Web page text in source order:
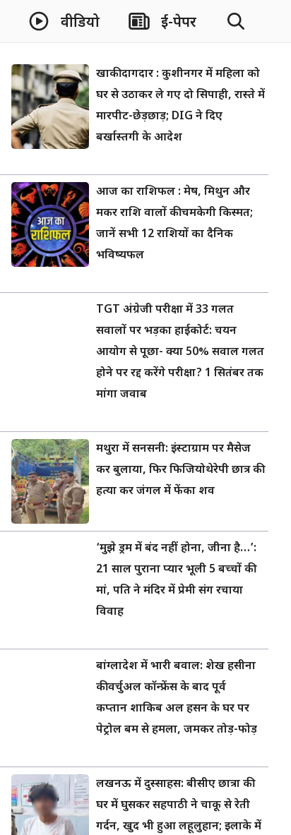
वीडियो ई-पेपर
खाकी दागदार : कुशीनगर में महिला को
घर से उठाकर ले गए दो सिपाही, रास्ते में
मारपीट-छेड़छाड़; DIG ने दिए
बर्खास्तगी के आदेश
आज का राशिफल : मेष, मिथुन और
मकर राशि वालों की चमकेगी किस्मत;
जानें सभी 12 राशियों का दैनिक
भविष्यफल
TGT अंग्रेजी परीक्षा में 33 गलत
सवालों पर भड़का हाईकोर्ट: चयन
आयोग से पूछा- क्या 50% सवाल गलत
होने पर रद्द करेंगे परीक्षा? 1 सितंबर तक
मांगा जवाब
मथुरा में सनसनी: इंस्टाग्राम पर मैसेज
कर बुलाया, फिर फिजियोथेरेपी छात्र की
हत्या कर जंगल में फेंका शव
‘मुझे ड्रम में बंद नहीं होना, जीना है…’:
21 साल पुराना प्यार भूली 5 बच्चों की
मां, पति ने मंदिर में प्रेमी संग रचाया
विवाह
बांग्लादेश में भारी बवाल: शेख हसीना
की वर्चुअल कॉन्फ्रेंस के बाद पूर्व
कप्तान शाकिब अल हसन के घर पर
पेट्रोल बम से हमला, जमकर तोड़-फोड़
लखनऊ में दुस्साहस: बीसीए छात्रा की
घर में घुसकर सहपाठी ने चाकू से रेती
गर्दन, खुद भी हुआ लहूलुहान; इलाके में